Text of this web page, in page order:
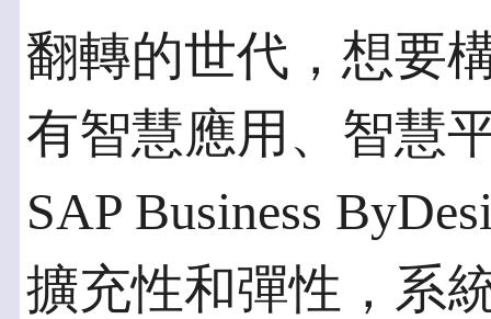
翻轉的世代，想要
有智慧應用、智慧
SAP Business
擴充性和彈性，系